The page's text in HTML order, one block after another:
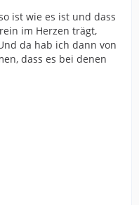
ist wie es ist und dass
im Herzen trägt,
da hab ich dann von
dass es bei denen